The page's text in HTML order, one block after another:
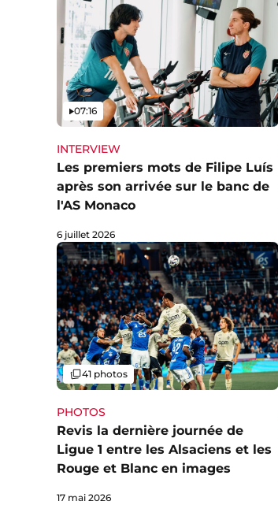
INTERVIEW
Les premiers mots de Filipe Luís
après son arrivée sur le banc de
l'AS Monaco
Vidéo
07:16
6 juillet 2026
PHOTOS
Revis la dernière journée de
Ligue 1 entre les Alsaciens et les
Rouge et Blanc en images
Galerie
41 photos
17 mai 2026